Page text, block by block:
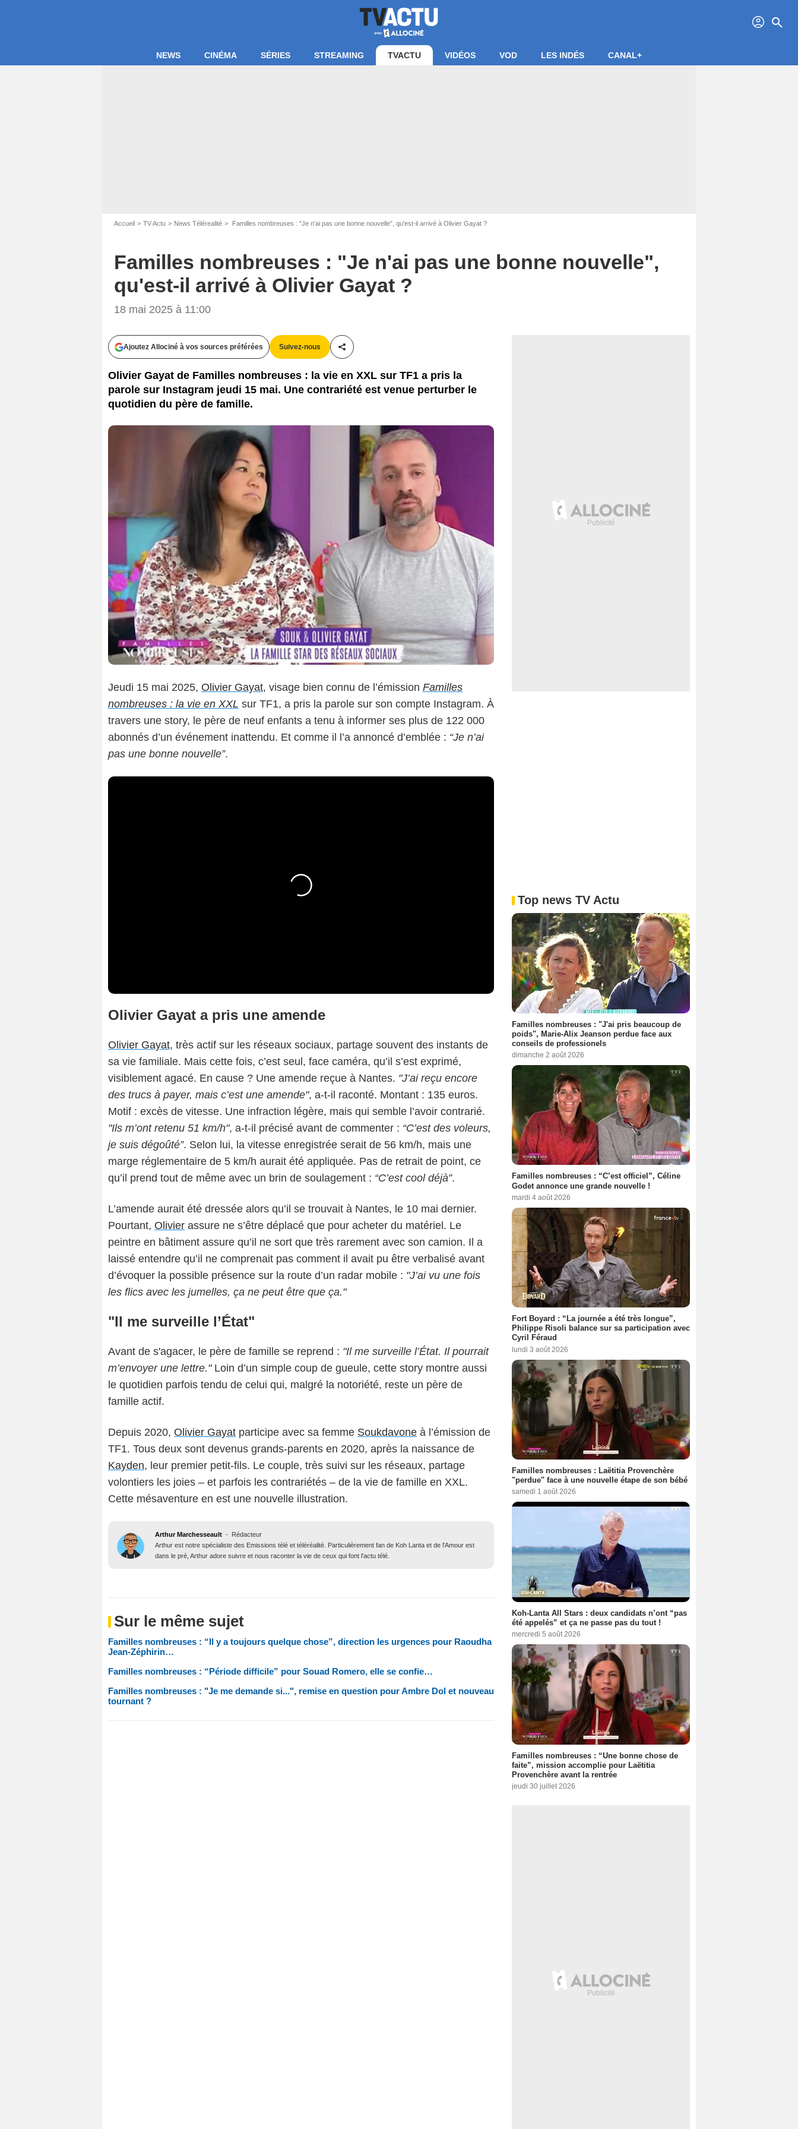
profil search
NEWS CINÉMA SÉRIES STREAMING TVACTU VIDÉOS VOD LES INDÉS CANAL+
Accueil TV Actu News Télérealité Familles nombreuses : "Je n'ai pas une bonne nouvelle", qu'est-il arrivé à Olivier Gayat ?
Familles nombreuses : "Je n'ai pas une bonne nouvelle",
qu'est-il arrivé à Olivier Gayat ?
18 mai 2025 à 11:00
Ajoutez Allociné à vos sources préférées Suivez-nous
Partager cet article
Olivier Gayat de Familles nombreuses : la vie en XXL sur TF1 a pris la
parole sur Instagram jeudi 15 mai. Une contrariété est venue perturber le
quotidien du père de famille.
Jeudi 15 mai 2025, Olivier Gayat, visage bien connu de l’émission Familles
nombreuses : la vie en XXL sur TF1, a pris la parole sur son compte Instagram. À
travers une story, le père de neuf enfants a tenu à informer ses plus de 122 000
abonnés d’un événement inattendu. Et comme il l’a annoncé d’emblée : “Je n’ai
pas une bonne nouvelle”.
Olivier Gayat a pris une amende
Olivier Gayat, très actif sur les réseaux sociaux, partage souvent des instants de
sa vie familiale. Mais cette fois, c’est seul, face caméra, qu’il s’est exprimé,
visiblement agacé. En cause ? Une amende reçue à Nantes. "J’ai reçu encore
des trucs à payer, mais c’est une amende", a-t-il raconté. Montant : 135 euros.
Motif : excès de vitesse. Une infraction légère, mais qui semble l’avoir contrarié.
"Ils m’ont retenu 51 km/h", a-t-il précisé avant de commenter : “C’est des voleurs,
je suis dégoûté”. Selon lui, la vitesse enregistrée serait de 56 km/h, mais une
marge réglementaire de 5 km/h aurait été appliquée. Pas de retrait de point, ce
qu’il prend tout de même avec un brin de soulagement : “C’est cool déjà”.
L’amende aurait été dressée alors qu’il se trouvait à Nantes, le 10 mai dernier.
Pourtant, Olivier assure ne s’être déplacé que pour acheter du matériel. Le
peintre en bâtiment assure qu’il ne sort que très rarement avec son camion. Il a
laissé entendre qu’il ne comprenait pas comment il avait pu être verbalisé avant
d’évoquer la possible présence sur la route d’un radar mobile : "J’ai vu une fois
les flics avec les jumelles, ça ne peut être que ça."
"Il me surveille l’État"
Avant de s'agacer, le père de famille se reprend : "Il me surveille l’État. Il pourrait
m’envoyer une lettre."Loin d’un simple coup de gueule, cette story montre aussi
le quotidien parfois tendu de celui qui, malgré la notoriété, reste un père de
famille actif.
Depuis 2020, Olivier Gayat participe avec sa femme Soukdavone à l’émission de
TF1. Tous deux sont devenus grands-parents en 2020, après la naissance de
Kayden, leur premier petit-fils. Le couple, très suivi sur les réseaux, partage
volontiers les joies – et parfois les contrariétés – de la vie de famille en XXL.
Cette mésaventure en est une nouvelle illustration.
Arthur Marchesseault - Rédacteur
Arthur est notre spécialiste des Emissions télé et téléréalité. Particulièrement fan de Koh Lanta et de l'Amour est
dans le pré, Arthur adore suivre et nous raconter la vie de ceux qui font l'actu télé.
Sur le même sujet
Familles nombreuses : “Il y a toujours quelque chose”, direction les urgences pour Raoudha
Jean-Zéphirin…
Familles nombreuses : “Période difficile” pour Souad Romero, elle se confie…
Familles nombreuses : "Je me demande si...", remise en question pour Ambre Dol et nouveau
tournant ?
Top news TV Actu
Familles nombreuses : "J'ai pris beaucoup de
poids", Marie-Alix Jeanson perdue face aux
conseils de professionels
dimanche 2 août 2026
Familles nombreuses : “C’est officiel”, Céline
Godet annonce une grande nouvelle !
mardi 4 août 2026
Fort Boyard : “La journée a été très longue”,
Philippe Risoli balance sur sa participation avec
Cyril Féraud
lundi 3 août 2026
Familles nombreuses : Laëtitia Provenchère
"perdue" face à une nouvelle étape de son bébé
samedi 1 août 2026
Koh-Lanta All Stars : deux candidats n’ont “pas
été appelés” et ça ne passe pas du tout !
mercredi 5 août 2026
Familles nombreuses : “Une bonne chose de
faite”, mission accomplie pour Laëtitia
Provenchère avant la rentrée
jeudi 30 juillet 2026